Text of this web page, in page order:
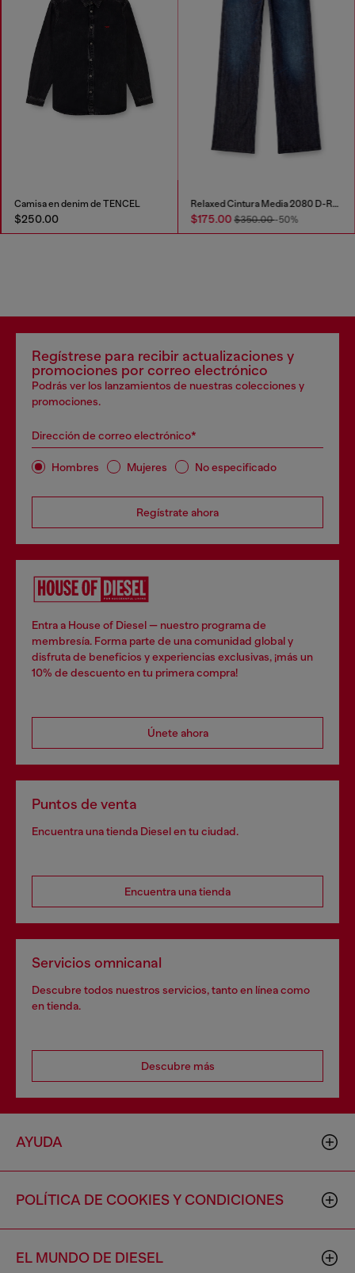
Camisa en denim de TENCEL
$250.00
Relaxed Cintura Media 2080 D-Reel Joggjeans®
$175.00$350.00-50%
Regístrese para recibir actualizaciones y
promociones por correo electrónico
Podrás ver los lanzamientos de nuestras colecciones y
promociones.
Dirección de correo electrónico*
Hombres Mujeres No especificado
Regístrate ahora
Entra a House of Diesel — nuestro programa de
membresía. Forma parte de una comunidad global y
disfruta de beneficios y experiencias exclusivas, ¡más un
10% de descuento en tu primera compra!
Únete ahora
Puntos de venta
Encuentra una tienda Diesel en tu ciudad.
Encuentra una tienda
Servicios omnicanal
Descubre todos nuestros servicios, tanto en línea como
en tienda.
Descubre más
AYUDA
POLÍTICA DE COOKIES Y CONDICIONES
EL MUNDO DE DIESEL